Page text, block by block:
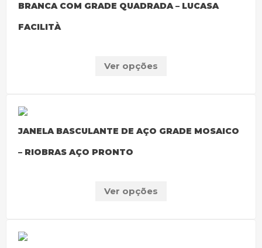
BRANCA COM GRADE QUADRADA – LUCASA
FACILITÀ
Ver opções
JANELA BASCULANTE DE AÇO GRADE MOSAICO
– RIOBRAS AÇO PRONTO
Ver opções